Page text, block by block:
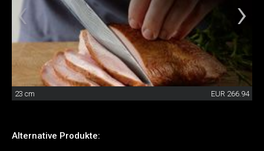
23 cm EUR 266.94
Alternative Produkte: